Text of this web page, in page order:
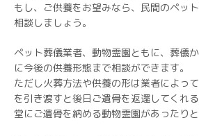
もし、ご供養をお望みなら、民間のペッ
相談しましょう。
ペット葬儀業者、動物霊園ともに、葬儀
に今後の供養形態まで相談ができます。
ただし火葬方法や供養の形は業者によっ
を引き渡すと後日ご遺骨を返還してくれ
堂にご遺骨を納める動物霊園があったりと